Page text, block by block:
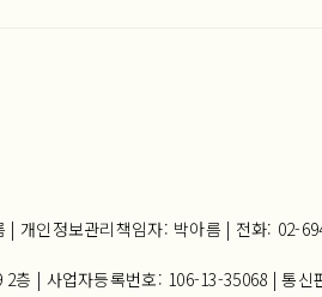
| 개인정보관리책임자: 박아름 | 전화: 02-
층 | 사업자등록번호: 106-13-35068 | 통신